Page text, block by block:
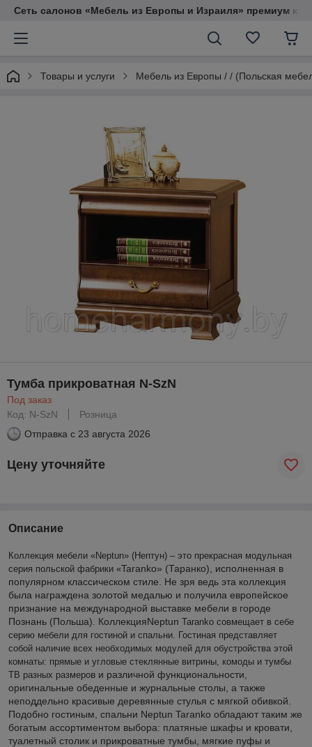
Сеть салонов «Мебель из Европы и Израиля» премиум
Товары и услуги Мебель из Европы / / (Польская
Тумба прикроватная N-SzN
Под заказ
Код: N-SzN
Розница
Отправка с 23 августа 2026
Цену уточняйте
Описание
Коллекция мебели «Neptun» (Нептун) – это прекрасная модульная
серия польской фабрики «Taranko» (Таранко), исполненная в
популярном классическом стиле. Не зря ведь эта коллекция
была награждена золотой медалью и получила европейское
признание на международной выставке мебели в городе
Познань (Польша). КоллекцияNeptun Taranko совмещает в себе
серию мебели для гостиной и спальни. Гостиная представляет
собой наличие всех необходимых модулей для обустройства этой
комнаты: прямые и угловые стеклянные витрины, комоды и тумбы
ТВ разных размеров и различной функциональности,
оригинальные обеденные и журнальные столы, а также
неподдельно красивые деревянные стулья с мягкой обивкой.
Подобно гостиным, спальни Neptun Taranko обладают таким же
богатым ассортиментом выбора: платяные шкафы и кровати,
туалетный столик и прикроватные тумбы, мягкие пуфы и